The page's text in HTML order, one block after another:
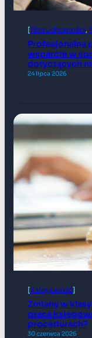
[Nieruchomości,
Profesjonalna
wsparcie w
dotyczących
24 lipca 2026
[Księgowość]
Zmiany w
praca
procedurach?
30 czerwca 2026